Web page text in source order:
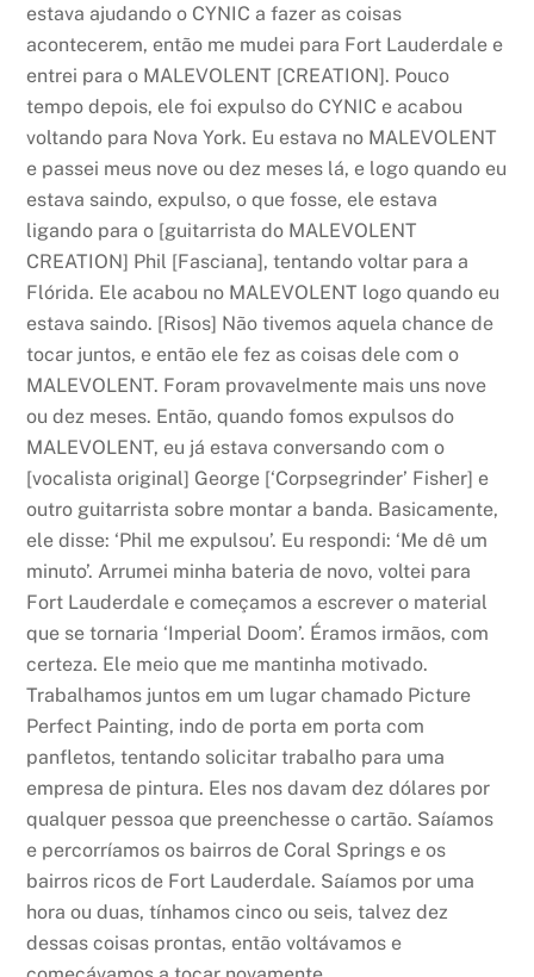
estava ajudando o CYNIC a fazer as coisas
acontecerem, então me mudei para Fort Lauderdale e
entrei para o MALEVOLENT [CREATION]. Pouco
tempo depois, ele foi expulso do CYNIC e acabou
voltando para Nova York. Eu estava no MALEVOLENT
e passei meus nove ou dez meses lá, e logo quando eu
estava saindo, expulso, o que fosse, ele estava
ligando para o [guitarrista do MALEVOLENT
CREATION] Phil [Fasciana], tentando voltar para a
Flórida. Ele acabou no MALEVOLENT logo quando eu
estava saindo. [Risos] Não tivemos aquela chance de
tocar juntos, e então ele fez as coisas dele com o
MALEVOLENT. Foram provavelmente mais uns nove
ou dez meses. Então, quando fomos expulsos do
MALEVOLENT, eu já estava conversando com o
[vocalista original] George [‘Corpsegrinder’ Fisher] e
outro guitarrista sobre montar a banda. Basicamente,
ele disse: ‘Phil me expulsou’. Eu respondi: ‘Me dê um
minuto’. Arrumei minha bateria de novo, voltei para
Fort Lauderdale e começamos a escrever o material
que se tornaria ‘Imperial Doom’. Éramos irmãos, com
certeza. Ele meio que me mantinha motivado.
Trabalhamos juntos em um lugar chamado Picture
Perfect Painting, indo de porta em porta com
panfletos, tentando solicitar trabalho para uma
empresa de pintura. Eles nos davam dez dólares por
qualquer pessoa que preenchesse o cartão. Saíamos
e percorríamos os bairros de Coral Springs e os
bairros ricos de Fort Lauderdale. Saíamos por uma
hora ou duas, tínhamos cinco ou seis, talvez dez
dessas coisas prontas, então voltávamos e